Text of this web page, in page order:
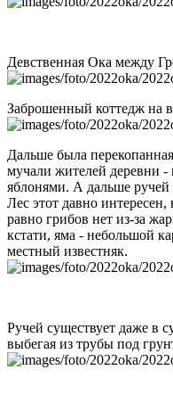
Девственная Ока между
Заброшенный коттедж на
Дальше была
мучали жителей деревни
яблонями. А дальше
Лес этот давно
равно грибов нет из-за
кстати, яма - небольшой
местный известняк.
Ручей существует даже в
выбегая из трубы под